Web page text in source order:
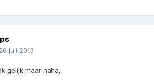
26 juli 2013
gelijk maar haha,